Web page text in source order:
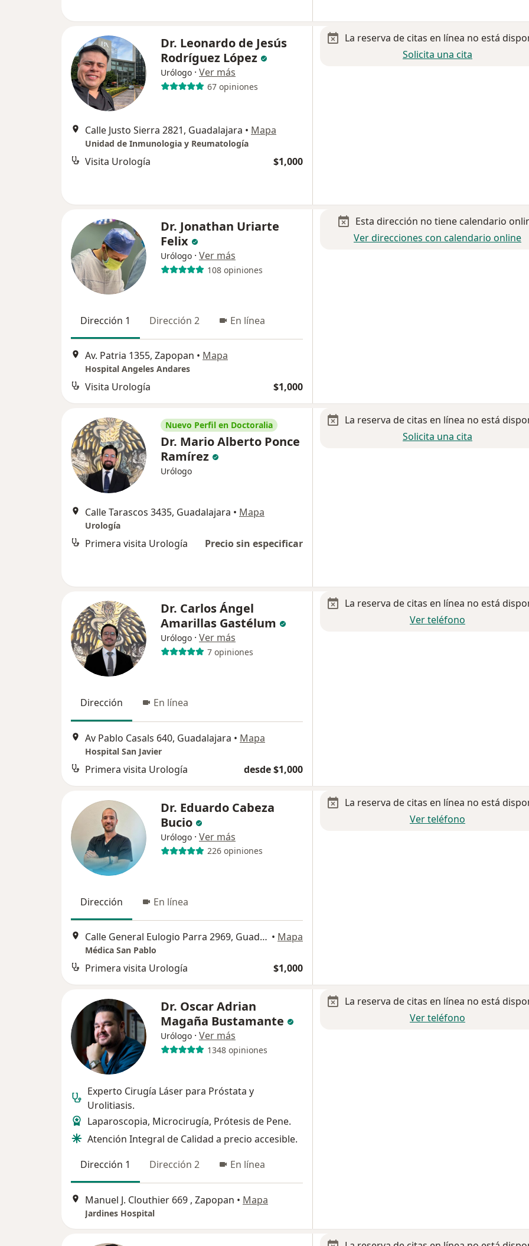
Dr. Leonardo de Jesús
Rodríguez López
Urólogo · Ver más
67 opiniones
Calle Justo Sierra 2821, Guadalajara • Mapa
Unidad de Inmunologia y Reumatología
Visita Urología $1,000
La reserva de citas en línea no está
Solicita una cita
Dr. Jonathan Uriarte
Felix
Urólogo · Ver más
108 opiniones
Dirección 1 Dirección 2 En línea
Av. Patria 1355, Zapopan • Mapa
Hospital Angeles Andares
Visita Urología $1,000
Esta dirección no tiene calendario
Ver direcciones con calendario online
Nuevo Perfil en Doctoralia
Dr. Mario Alberto Ponce
Ramírez
Urólogo
Calle Tarascos 3435, Guadalajara • Mapa
Urología
Primera visita Urología Precio sin especificar
La reserva de citas en línea no está
Solicita una cita
Dr. Carlos Ángel
Amarillas Gastélum
Urólogo · Ver más
7 opiniones
Dirección En línea
Av Pablo Casals 640, Guadalajara • Mapa
Hospital San Javier
Primera visita Urología desde $1,000
La reserva de citas en línea no está
Ver teléfono
Dr. Eduardo Cabeza
Bucio
Urólogo · Ver más
226 opiniones
Dirección En línea
Calle General Eulogio Parra 2969, Guadalajara • Mapa
Médica San Pablo
Primera visita Urología $1,000
La reserva de citas en línea no está
Ver teléfono
Dr. Oscar Adrian
Magaña Bustamante
Urólogo · Ver más
1348 opiniones
Experto Cirugía Láser para Próstata y
Urolitiasis.
Laparoscopia, Microcirugía, Prótesis de Pene.
Atención Integral de Calidad a precio accesible.
Dirección 1
Dirección 2 En línea
Manuel J. Clouthier 669 , Zapopan • Mapa
Jardines Hospital
La reserva de citas en línea no está
Ver teléfono